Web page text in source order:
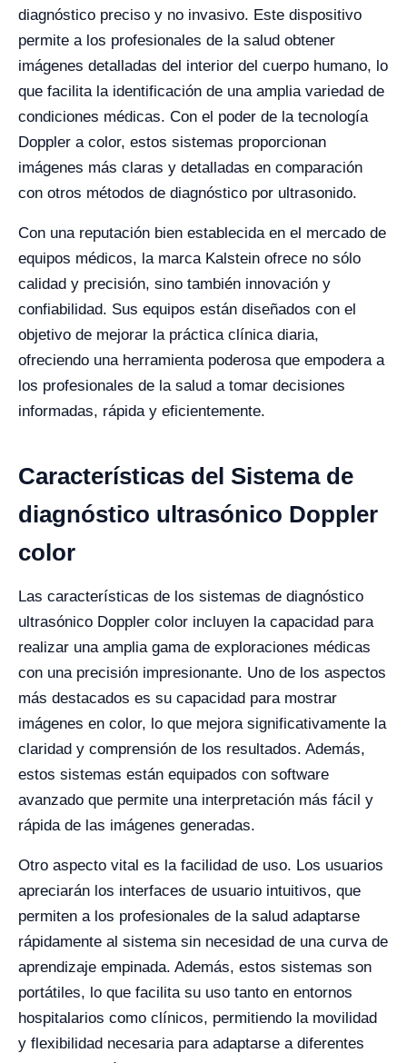
diagnóstico preciso y no invasivo. Este dispositivo
permite a los profesionales de la salud obtener
imágenes detalladas del interior del cuerpo humano, lo
que facilita la identificación de una amplia variedad de
condiciones médicas. Con el poder de la tecnología
Doppler a color, estos sistemas proporcionan
imágenes más claras y detalladas en comparación
con otros métodos de diagnóstico por ultrasonido.
Con una reputación bien establecida en el mercado de
equipos médicos, la marca Kalstein ofrece no sólo
calidad y precisión, sino también innovación y
confiabilidad. Sus equipos están diseñados con el
objetivo de mejorar la práctica clínica diaria,
ofreciendo una herramienta poderosa que empodera a
los profesionales de la salud a tomar decisiones
informadas, rápida y eficientemente.
Características del Sistema de
diagnóstico ultrasónico Doppler
color
Las características de los sistemas de diagnóstico
ultrasónico Doppler color incluyen la capacidad para
realizar una amplia gama de exploraciones médicas
con una precisión impresionante. Uno de los aspectos
más destacados es su capacidad para mostrar
imágenes en color, lo que mejora significativamente la
claridad y comprensión de los resultados. Además,
estos sistemas están equipados con software
avanzado que permite una interpretación más fácil y
rápida de las imágenes generadas.
Otro aspecto vital es la facilidad de uso. Los usuarios
apreciarán los interfaces de usuario intuitivos, que
permiten a los profesionales de la salud adaptarse
rápidamente al sistema sin necesidad de una curva de
aprendizaje empinada. Además, estos sistemas son
portátiles, lo que facilita su uso tanto en entornos
hospitalarios como clínicos, permitiendo la movilidad
y flexibilidad necesaria para adaptarse a diferentes